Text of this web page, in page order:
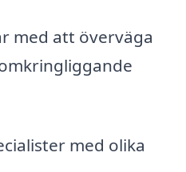
med att överväga
med olika